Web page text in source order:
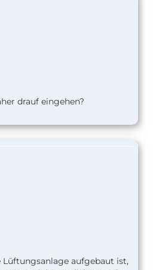
drauf eingehen?
Lüftungsanlage aufgebaut ist,